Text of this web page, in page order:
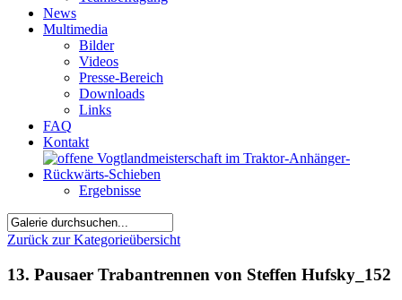
News
Multimedia
Bilder
Videos
Presse-Bereich
Downloads
Links
FAQ
Kontakt
Ergebnisse
Zurück zur Kategorieübersicht
13. Pausaer Trabantrennen von Steffen Hufsky_152